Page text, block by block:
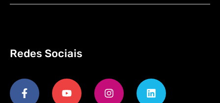
Redes Sociais